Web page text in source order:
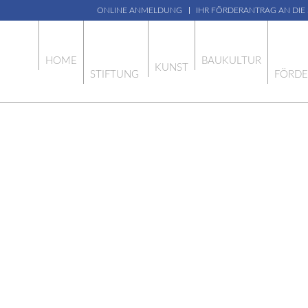
ONLINE ANMELDUNG IHR FÖRDERANTRAG AN DIE
HOME
STIFTUNG
KUNST
BAUKULTUR